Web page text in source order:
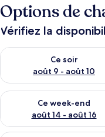
Options de
Vérifiez la
Ce soir
août 9 - août 10
Vérifier la disponibilité
Ce week-end
août 14 - août 16
Vérifier la disponibilité